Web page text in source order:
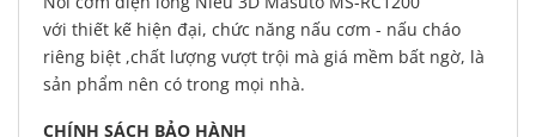
với thiết kế hiện đại, chức năng nấu cơm - nấu cháo
riêng biệt ,chất lượng vượt trội mà giá mềm bất ngờ, là
sản phẩm nên có trong mọi nhà.
CHÍNH SÁCH BẢO HÀNH